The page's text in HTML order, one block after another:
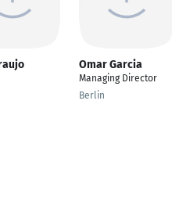
Omar Garcia
Managing Director
Berlin